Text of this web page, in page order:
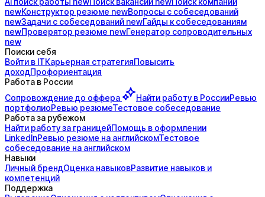
newКонструктор резюме newВопросы с собеседований
newЗадачи с собеседований newГайды ксобеседованиям
newПроверятор резюме newГенератор сопроводительных
new
Поиски себя
Войти в ITКарьерная стратегияПовысить
доходПрофориентация
Работа в России
Сопровождение до оффера Найти работу в РоссииРевью
портфолиоРевью резюмеТестовое собеседование
Работа за рубежом
Найти работу за границейПомощь в оформлении
LinkedInРевью резюме на английскомТестовое
собеседование на английском
Навыки
Личный брендОценка навыковРазвитие навыков и
компетенций
Поддержка